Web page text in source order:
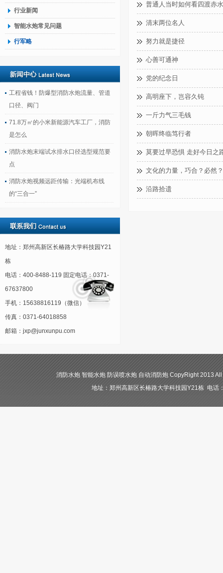
行业新闻
智能水炮常见问题
行军略
工程省钱！防爆型消防水炮流量、管道
口径、阀门
71.8万㎡的小米新能源汽车工厂，消防
是怎么
消防水炮末端试水排水口径选型规范要
点
消防水炮视频远距传输：光端机布线
的“三合一”
地址：郑州高新区长椿路大学科技园Y21
栋
电话：400-8488-119 固定电话：0371-
67637800
手机：15638816119（微信）
传真：0371-64018858
邮箱：jxp@junxunpu.com
普通人当时如何看四渡赤水
清末两位名人
努力就是捷径
心善可通神
党的纪念日
高明座下，岂容久钝
一斤力气三毛钱
朝晖终临笃行者
莫要过早恐惧 走好今日之
文化的力量，巧合？必然？
沿路拾遗
消防水炮 智能水炮 防误喷水炮 自动消防炮 CopyRight 2013
地址：郑州高新区长椿路大学科技园Y21栋 电